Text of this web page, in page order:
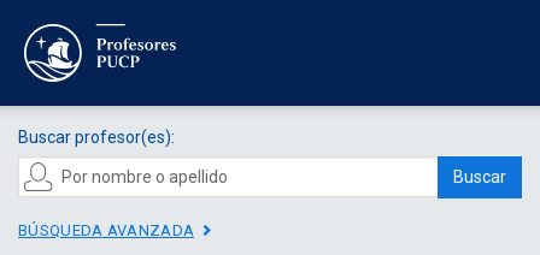
Buscar profesor(es):
Buscar
BÚSQUEDA AVANZADA